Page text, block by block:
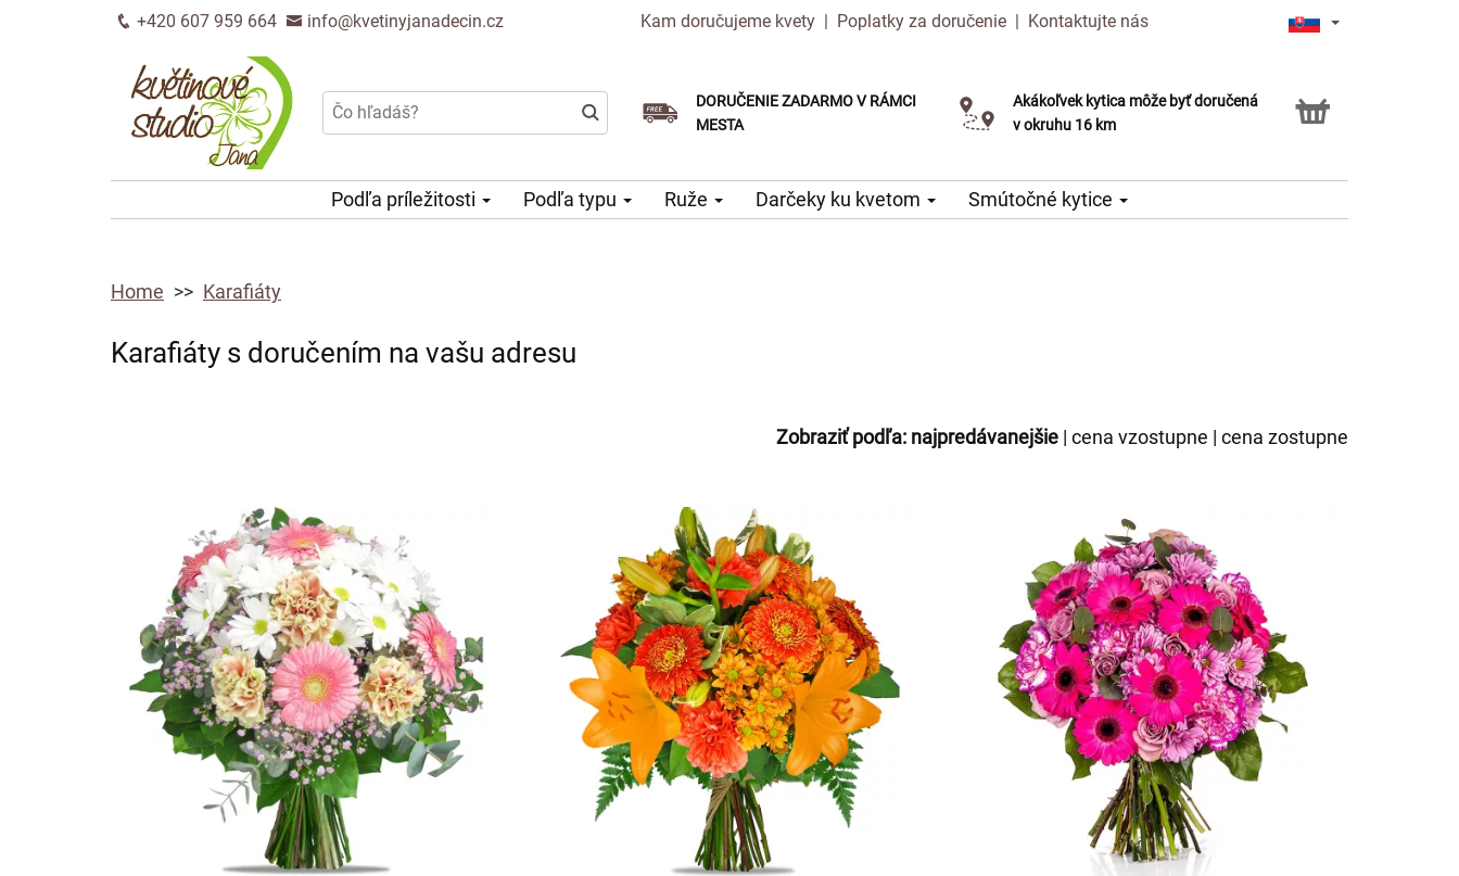
+420 607 959 664 info@kvetinyjanadecin.cz Kam doručujeme kvety | Poplatky za doručenie | Kontaktujte nás
DORUČENIE ZADARMO V RÁMCI
MESTA
Akákoľvek kytica môže byť doručená
v okruhu 16 km
Služba Click & Collect
Podľa príležitosti Podľa typu Ruže Darčeky ku kvetom Smútočné kytice
Home Karafiáty
Karafiáty s doručením na vašu adresu
Zobraziť podľa: najpredávanejšie | cena vzostupne | cena zostupne